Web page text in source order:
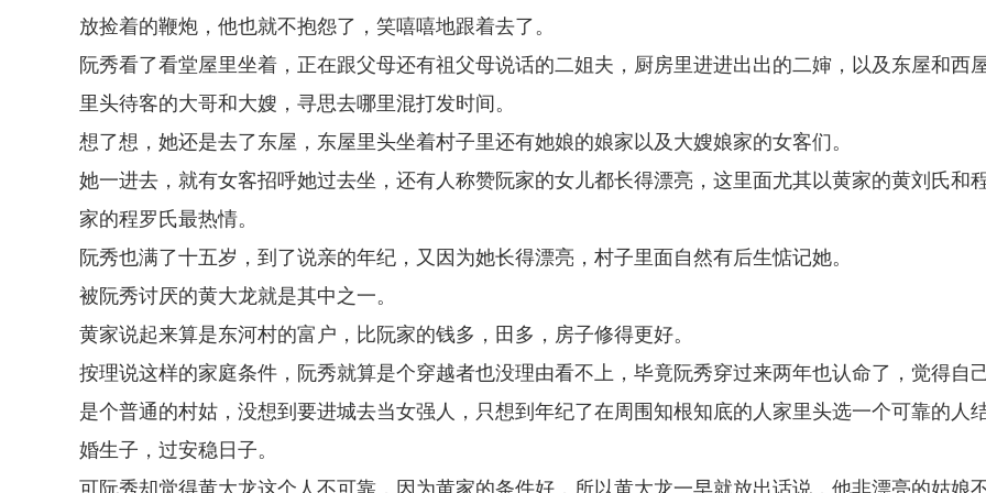
放捡着的鞭炮，他也就不抱怨了，笑嘻嘻地跟着去了。
阮秀看了看堂屋里坐着，正在跟父母还有祖父母说话的二姐夫，厨房里进进出出的二婶，以及东屋和西
里头待客的大哥和大嫂，寻思去哪里混打发时间。
想了想，她还是去了东屋，东屋里头坐着村子里还有她娘的娘家以及大嫂娘家的女客们。
她一进去，就有女客招呼她过去坐，还有人称赞阮家的女儿都长得漂亮，这里面尤其以黄家的黄刘氏和
家的程罗氏最热情。
阮秀也满了十五岁，到了说亲的年纪，又因为她长得漂亮，村子里面自然有后生惦记她。
被阮秀讨厌的黄大龙就是其中之一。
黄家说起来算是东河村的富户，比阮家的钱多，田多，房子修得更好。
按理说这样的家庭条件，阮秀就算是个穿越者也没理由看不上，毕竟阮秀穿过来两年也认命了，觉得自
是个普通的村姑，没想到要进城去当女强人，只想到年纪了在周围知根知底的人家里头选一个可靠的人
婚生子，过安稳日子。
可阮秀却觉得黄大龙这个人不可靠，因为黄家的条件好，所以黄大龙一早就放出话说，他非漂亮的姑娘